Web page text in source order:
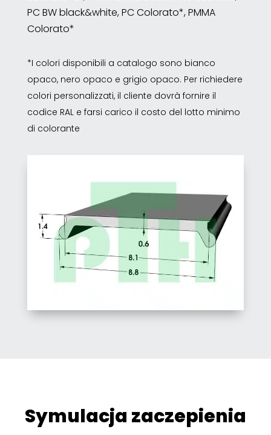
PC BW black&white, PC Colorato*, PMMA
Colorato*
*I colori disponibili a catalogo sono bianco
opaco, nero opaco e grigio opaco. Per richiedere
colori personalizzati, il cliente dovrà fornire il
codice RAL e farsi carico il costo del lotto minimo
di colorante
Symulacja zaczepienia